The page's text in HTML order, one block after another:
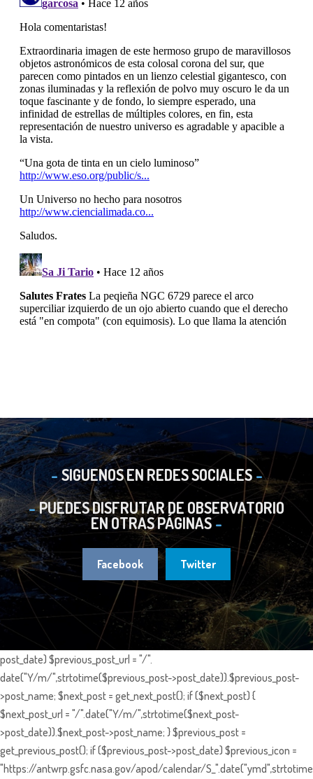
SIGUENOS EN REDES SOCIALES
PUEDES DISFRUTAR DE OBSERVATORIO
EN OTRAS PÁGINAS
Facebook Twitter
post_date) $previous_post_url = "/".
date("Y/m/",strtotime($previous_post->post_date)).$previous_post-
>post_name; $next_post = get_next_post(); if ($next_post) {
$next_post_url = "/".date("Y/m/",strtotime($next_post-
>post_date)).$next_post->post_name; } $previous_post =
get_previous_post(); if ($previous_post->post_date) $previous_icon =
"https://antwrp.gsfc.nasa.gov/apod/calendar/